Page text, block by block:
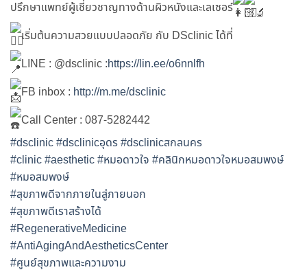
ปรึกษาแพทย์ผู้เชี่ยวชาญทางด้านผิวหนังและเลเซอร์
เริ่มต้นความสวยแบบปลอดภัย กับ DSclinic ได้ที่
LINE : @dsclinic :https://lin.ee/o6nnlfh
FB inbox : http://m.me/dsclinic
Call Center : 087-5282442
#dsclinic#dsclinicอุดร#dsclinicสกลนคร
#clinic#aesthetic#หมอดาวใจ #คลินิกหมอดาวใจหมอสมพงษ์
#หมอสมพงษ์
#สุขภาพดีจากภายในสู่ภายนอก
#สุขภาพดีเราสร้างได้
#RegenerativeMedicine
#AntiAgingAndAestheticsCenter
#ศูนย์สุขภาพและความงาม